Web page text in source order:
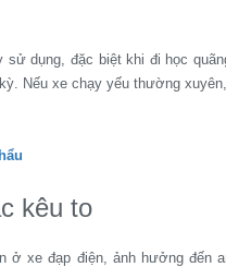
sử dụng, đặc biệt khi đi học
Nếu xe chạy yếu thường
kêu to
ở xe đạp điện, ảnh hưởng đến